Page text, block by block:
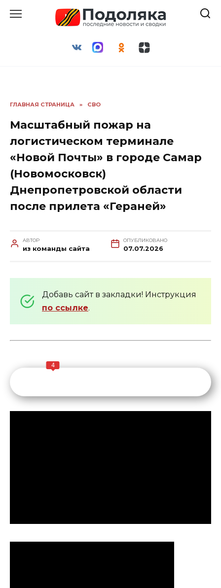
ГЛАВНАЯ СТРАНИЦА » СВО
Масштабный пожар на
логистическом терминале
«Новой Почты» в городе Самар
(Новомосковск)
Днепропетровской области
после прилета «Гераней»
АВТОР
из команды сайта
ОПУБЛИКОВАНО
07.07.2026
Добавь сайт в закладки! Инструкция
по ссылке.
4